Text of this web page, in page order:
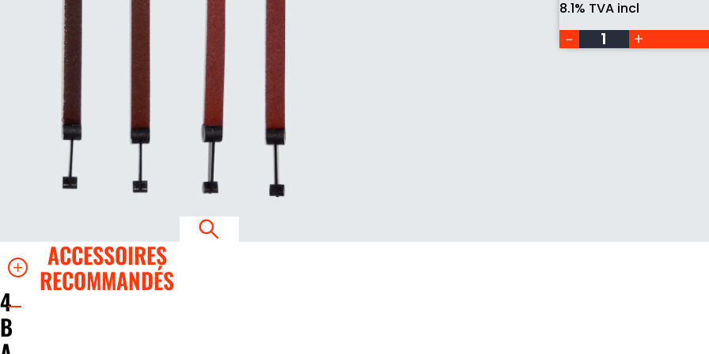
8.1% TVA incl
mm,
240,
pour
4
B
ACCESSOIRES
RECOMMANDÉS